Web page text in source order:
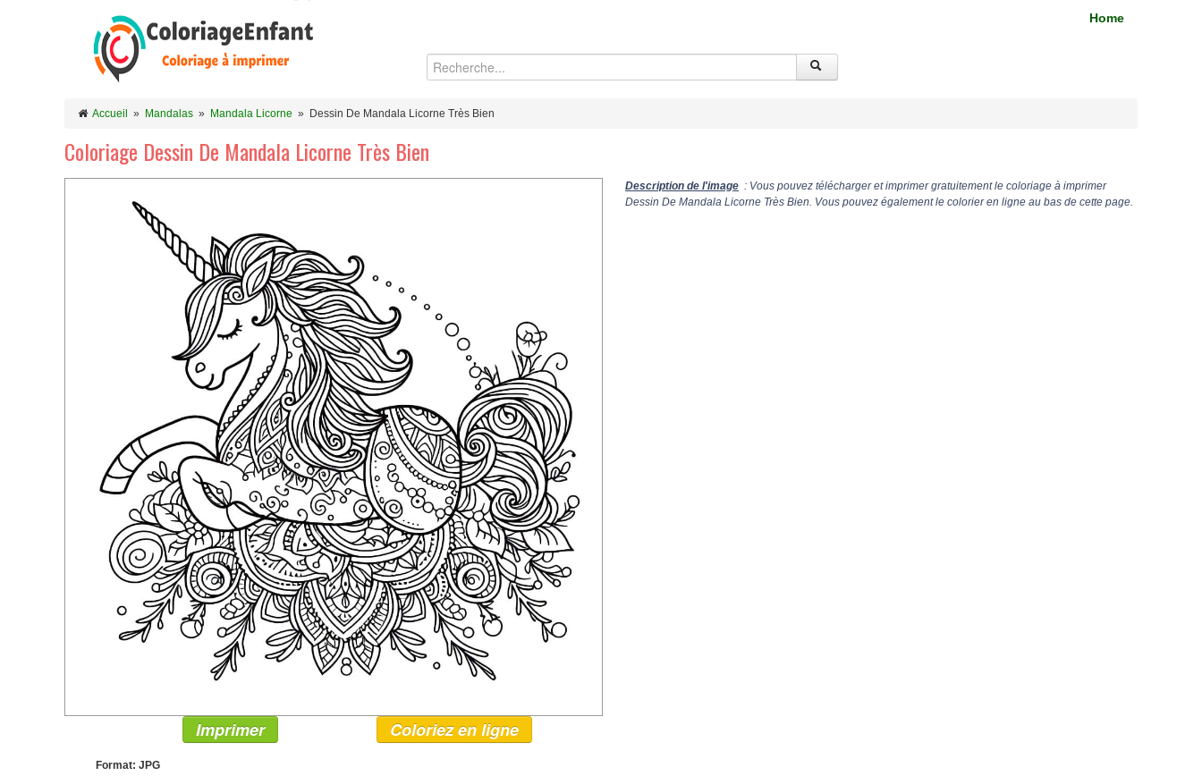
Home
Accueil » Mandalas » Mandala Licorne » Dessin De Mandala Licorne Très Bien
Coloriage Dessin De Mandala Licorne Très Bien
Description de l'image : Vous pouvez télécharger et imprimer gratuitement le coloriage à imprimer
Dessin De Mandala Licorne Très Bien. Vous pouvez également le colorier en ligne au bas de cette page.
Imprimer Coloriez en ligne
Format: JPG